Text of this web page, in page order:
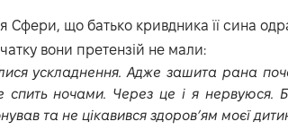
Сфери, що батько кривдника її сина
вони претензій не мали:
ускладнення. Адже зашита рана
спить ночами. Через це і я нервуюся.
та не цікавився здоров’ям моєї